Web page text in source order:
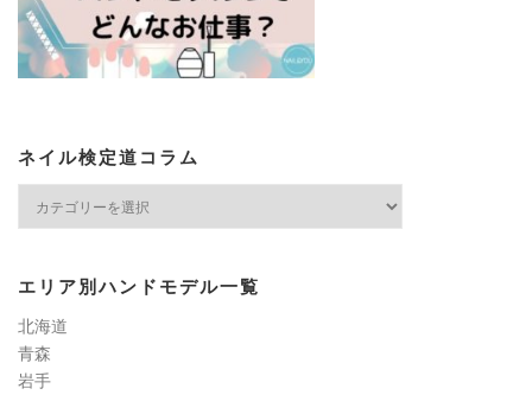
ネイル検定道コラム
定
コ
ラ
ム
エリア別ハンドモデル一覧
北海道
青森
岩手